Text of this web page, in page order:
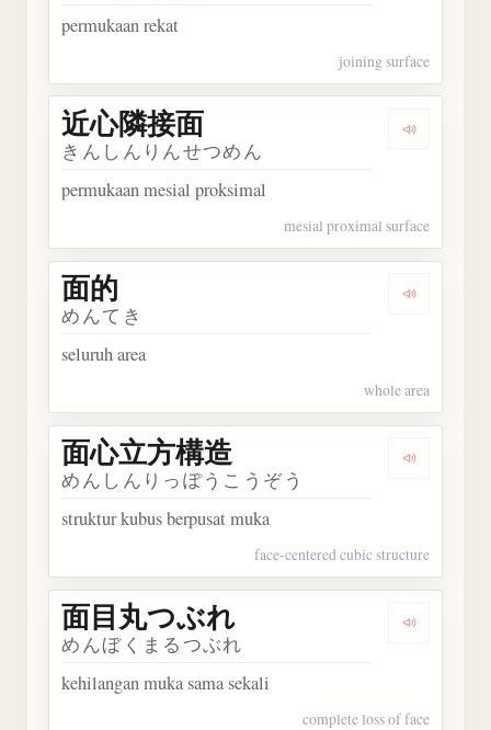
permukaan rekat
joining surface
近心隣接面
きんしんりんせつめん
permukaan mesial proksimal
mesial proximal surface
Dengarkan
面的
めんてき
seluruh area
whole area
面心立方構造
めんしんりっぽうこうぞう
struktur kubus berpusat muka
face-centered cubic structure
面目丸つぶれ
めんぼくまるつぶれ
kehilangan muka sama sekali
complete loss of face